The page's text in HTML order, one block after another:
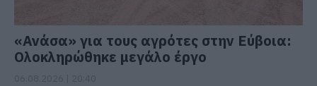
«Ανάσα» για τους αγρότες στην Εύβοια:
Ολοκληρώθηκε μεγάλο έργο